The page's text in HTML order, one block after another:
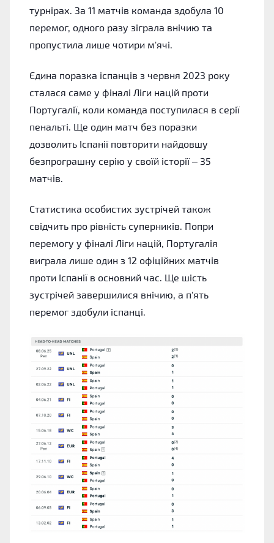
турнірах. За 11 матчів команда здобула 10
перемог, одного разу зіграла внічию та
пропустила лише чотири м'ячі.
Єдина поразка іспанців з червня 2023 року
сталася саме у фіналі Ліги націй проти
Португалії, коли команда поступилася в серії
пенальті. Ще один матч без поразки
дозволить Іспанії повторити найдовшу
безпрограшну серію у своїй історії – 35
матчів.
Статистика особистих зустрічей також
свідчить про рівність суперників. Попри
перемогу у фіналі Ліги націй, Португалія
виграла лише один з 12 офіційних матчів
проти Іспанії в основний час. Ще шість
зустрічей завершилися внічию, а п'ять
перемог здобули іспанці.